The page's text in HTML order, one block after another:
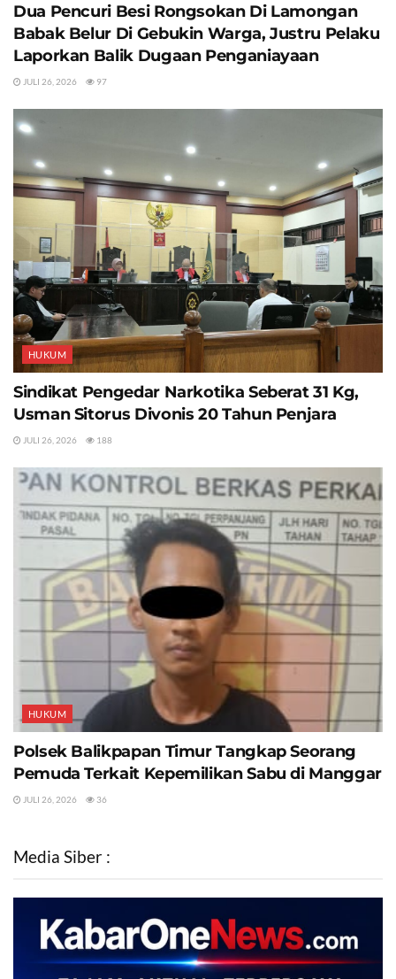
Dua Pencuri Besi Rongsokan Di Lamongan
Babak Belur Di Gebukin Warga, Justru Pelaku
Laporkan Balik Dugaan Penganiayaan
JULI 26, 2026 97
HUKUM
Sindikat Pengedar Narkotika Seberat 31 Kg,
Usman Sitorus Divonis 20 Tahun Penjara
JULI 26, 2026 188
HUKUM
Polsek Balikpapan Timur Tangkap Seorang
Pemuda Terkait Kepemilikan Sabu di Manggar
JULI 26, 2026 36
Media Siber :